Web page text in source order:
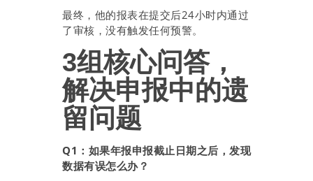
最终，他的报表在提交后24小时内通过
了审核，没有触发任何预警。
3组核心问答，
解决申报中的遗
留问题
Q1：如果年报申报截止日期之后，发现
数据有误怎么办？